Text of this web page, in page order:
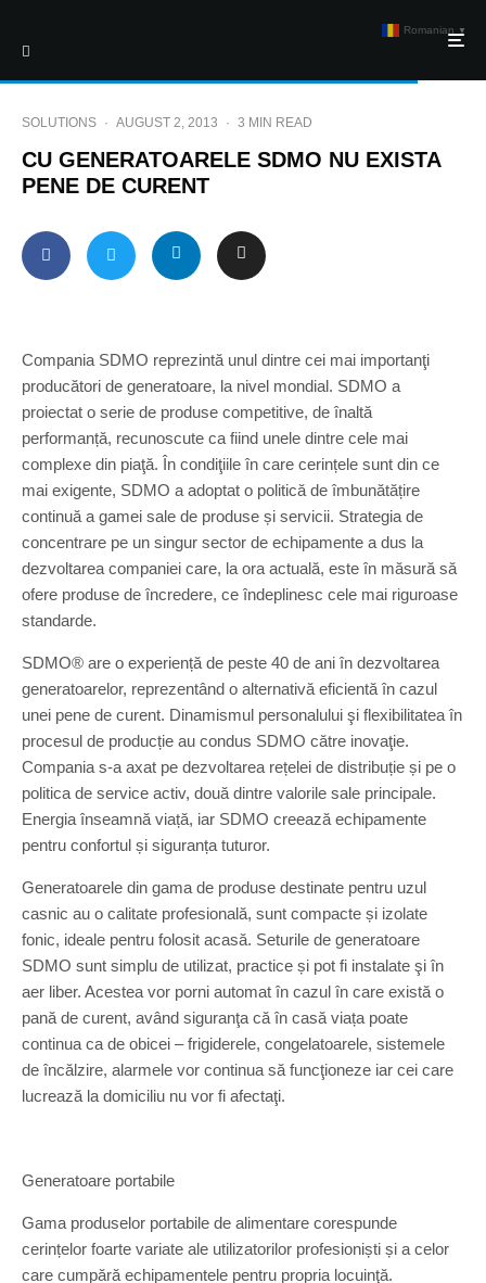
SOLUTIONS · AUGUST 2, 2013 · 3 MIN READ
CU GENERATOARELE SDMO NU EXISTA
PENE DE CURENT
Compania SDMO reprezintă unul dintre cei mai importanţi
producători de generatoare, la nivel mondial. SDMO a
proiectat o serie de produse competitive, de înaltă
performanță, recunoscute ca fiind unele dintre cele mai
complexe din piaţă. În condiţiile în care cerințele sunt din ce
mai exigente, SDMO a adoptat o politică de îmbunătățire
continuă a gamei sale de produse și servicii. Strategia de
concentrare pe un singur sector de echipamente a dus la
dezvoltarea companiei care, la ora actuală, este în măsură să
ofere produse de încredere, ce îndeplinesc cele mai riguroase
standarde.
SDMO® are o experiență de peste 40 de ani în dezvoltarea
generatoarelor, reprezentând o alternativă eficientă în cazul
unei pene de curent. Dinamismul personalului şi flexibilitatea în
procesul de producție au condus SDMO către inovaţie.
Compania s-a axat pe dezvoltarea rețelei de distribuție și pe o
politica de service activ, două dintre valorile sale principale.
Energia înseamnă viață, iar SDMO creează echipamente
pentru confortul și siguranța tuturor.
Generatoarele din gama de produse destinate pentru uzul
casnic au o calitate profesională, sunt compacte și izolate
fonic, ideale pentru folosit acasă. Seturile de generatoare
SDMO sunt simplu de utilizat, practice și pot fi instalate şi în
aer liber. Acestea vor porni automat în cazul în care există o
pană de curent, având siguranţa că în casă viața poate
continua ca de obicei – frigiderele, congelatoarele, sistemele
de încălzire, alarmele vor continua să funcţioneze iar cei care
lucrează la domiciliu nu vor fi afectaţi.
Generatoare portabile
Gama produselor portabile de alimentare corespunde
cerințelor foarte variate ale utilizatorilor profesioniști și a celor
care cumpără echipamentele pentru propria locuinţă.
Romanian ▼